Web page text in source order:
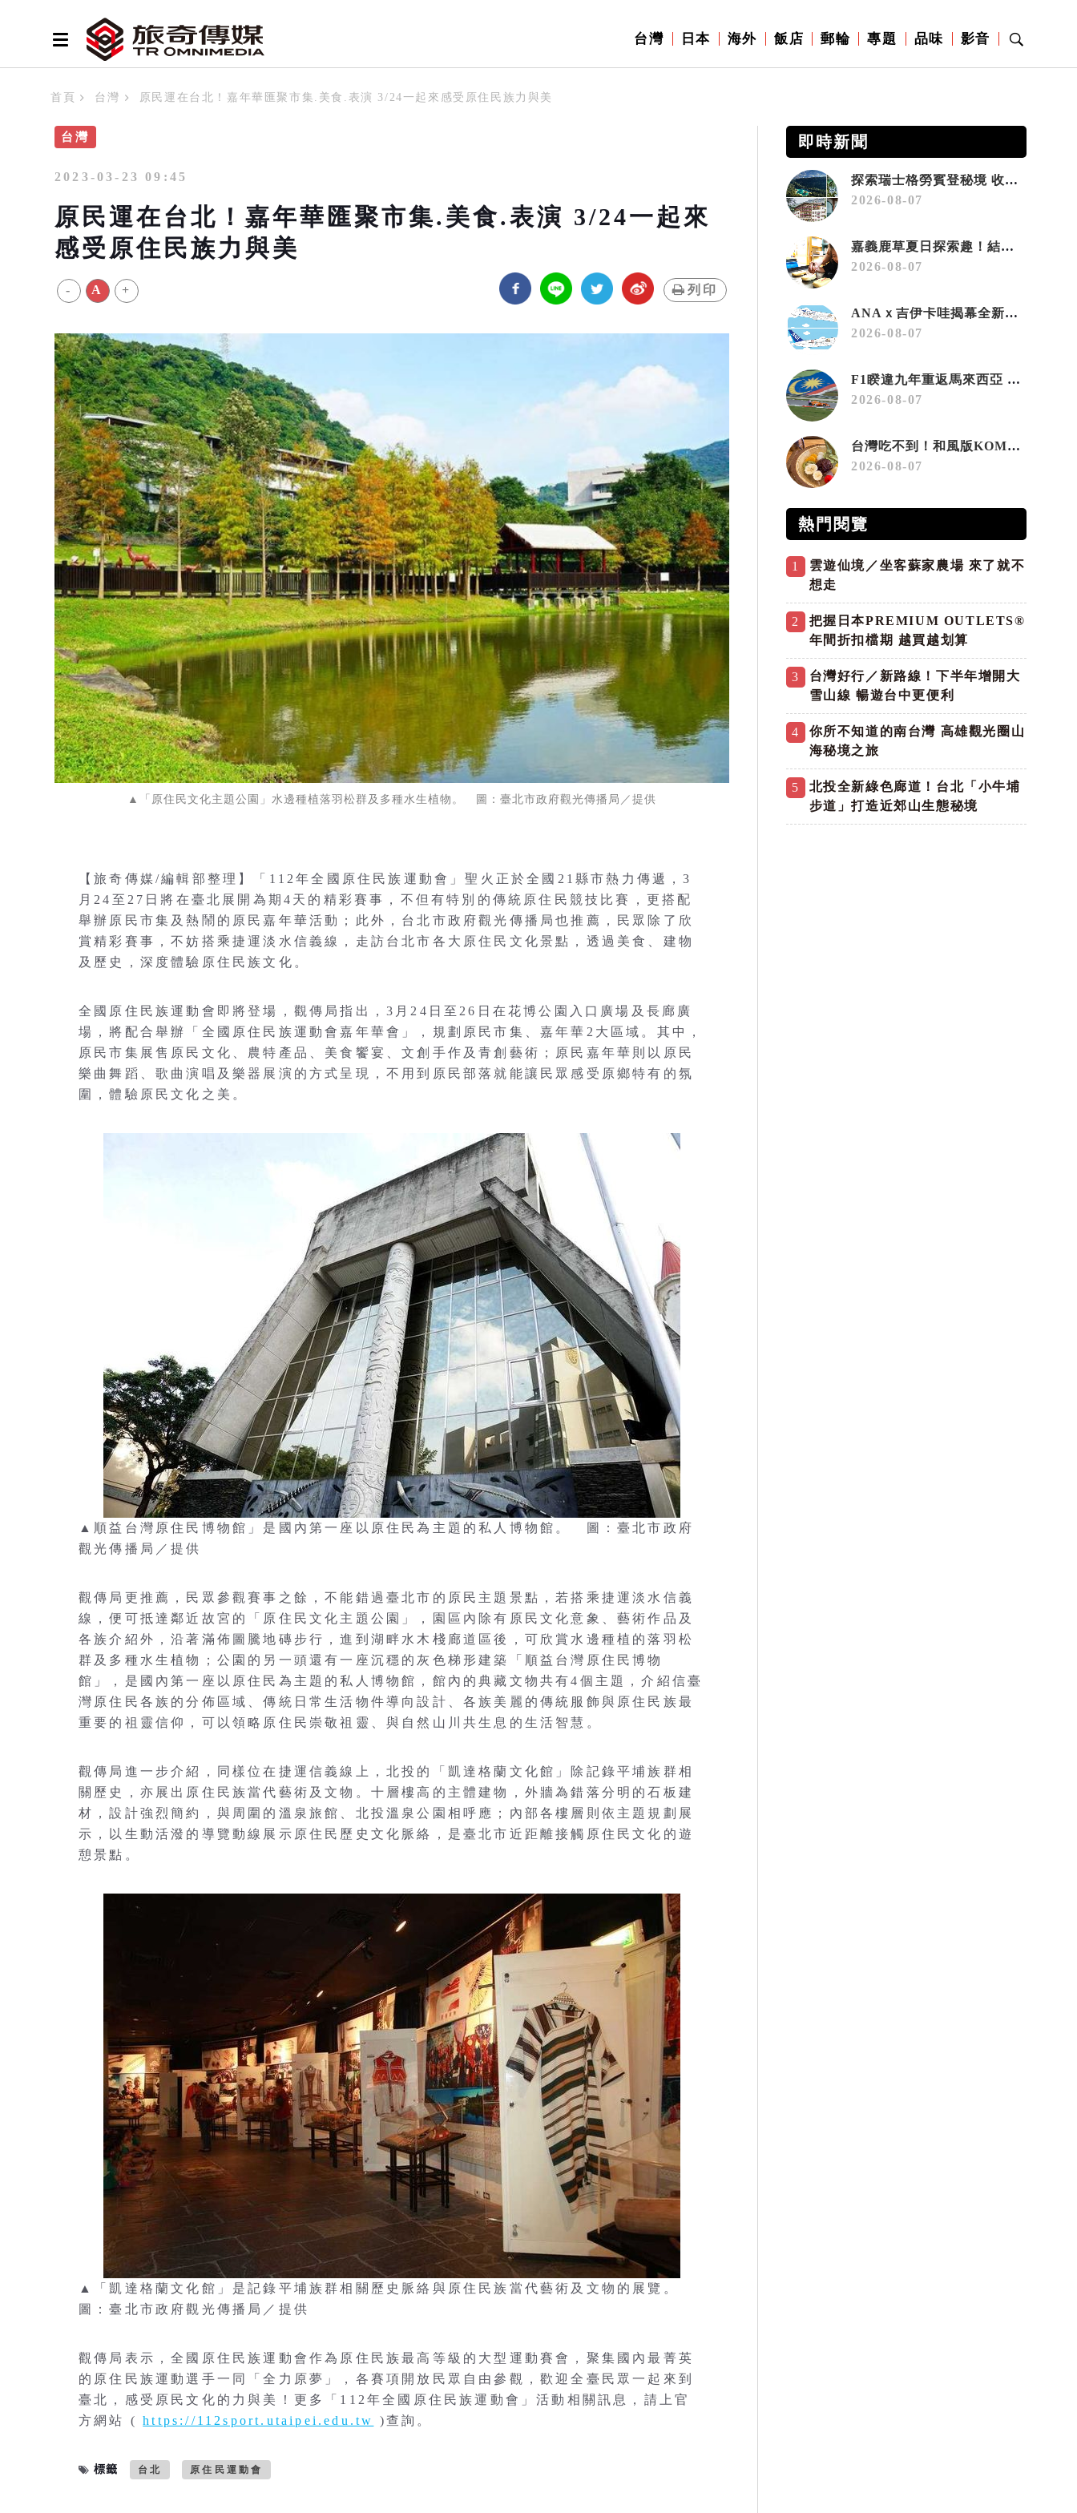
台灣 日本 海外 飯店 郵輪 專題 品味 影音
首頁 台灣 原民運在台北！嘉年華匯聚市集.美食.表演 3/24一起來感受原住民族力與美
台灣
2023-03-23 09:45
原民運在台北！嘉年華匯聚市集.美食.表演 3/24一起來
感受原住民族力與美
- A + 列印
▲「原住民文化主題公園」水邊種植落羽松群及多種水生植物。 圖：臺北市政府觀光傳播局／提供
【旅奇傳媒/編輯部整理】「112年全國原住民族運動會」聖火正於全國21縣市熱力傳遞，3
月24至27日將在臺北展開為期4天的精彩賽事，不但有特別的傳統原住民競技比賽，更搭配
舉辦原民市集及熱鬧的原民嘉年華活動；此外，台北市政府觀光傳播局也推薦，民眾除了欣
賞精彩賽事，不妨搭乘捷運淡水信義線，走訪台北市各大原住民文化景點，透過美食、建物
及歷史，深度體驗原住民族文化。
全國原住民族運動會即將登場，觀傳局指出，3月24日至26日在花博公園入口廣場及長廊廣
場，將配合舉辦「全國原住民族運動會嘉年華會」，規劃原民市集、嘉年華2大區域。其中，
原民市集展售原民文化、農特產品、美食饗宴、文創手作及青創藝術；原民嘉年華則以原民
樂曲舞蹈、歌曲演唱及樂器展演的方式呈現，不用到原民部落就能讓民眾感受原鄉特有的氛
圍，體驗原民文化之美。
▲順益台灣原住民博物館」是國內第一座以原住民為主題的私人博物館。 圖：臺北市政府
觀光傳播局／提供
觀傳局更推薦，民眾參觀賽事之餘，不能錯過臺北市的原民主題景點，若搭乘捷運淡水信義
線，便可抵達鄰近故宮的「原住民文化主題公園」，園區內除有原民文化意象、藝術作品及
各族介紹外，沿著滿佈圖騰地磚步行，進到湖畔水木棧廊道區後，可欣賞水邊種植的落羽松
群及多種水生植物；公園的另一頭還有一座沉穩的灰色梯形建築「順益台灣原住民博物
館」，是國內第一座以原住民為主題的私人博物館，館內的典藏文物共有4個主題，介紹信臺
灣原住民各族的分佈區域、傳統日常生活物件導向設計、各族美麗的傳統服飾與原住民族最
重要的祖靈信仰，可以領略原住民崇敬祖靈、與自然山川共生息的生活智慧。
觀傳局進一步介紹，同樣位在捷運信義線上，北投的「凱達格蘭文化館」除記錄平埔族群相
關歷史，亦展出原住民族當代藝術及文物。十層樓高的主體建物，外牆為錯落分明的石板建
材，設計強烈簡約，與周圍的溫泉旅館、北投溫泉公園相呼應；內部各樓層則依主題規劃展
示，以生動活潑的導覽動線展示原住民歷史文化脈絡，是臺北市近距離接觸原住民文化的遊
憩景點。
▲「凱達格蘭文化館」是記錄平埔族群相關歷史脈絡與原住民族當代藝術及文物的展覽。
圖：臺北市政府觀光傳播局／提供
觀傳局表示，全國原住民族運動會作為原住民族最高等級的大型運動賽會，聚集國內最菁英
的原住民族運動選手一同「全力原夢」，各賽項開放民眾自由參觀，歡迎全臺民眾一起來到
臺北，感受原民文化的力與美！更多「112年全國原住民族運動會」活動相關訊息，請上官
方網站 (https://112sport.utaipei.edu.tw )查詢。
標籤 台北 原住民運動會
即時新聞
探索瑞士格勞賓登秘境 收藏六種阿爾卑斯夏日療癒之旅
2026-08-07
嘉義鹿草夏日探索趣！結合科學、農場與自然的親子小旅行
2026-08-07
ANAｘ吉伊卡哇揭幕全新彩繪機「Chiikawa JET」
2026-08-07
F1睽違九年重返馬來西亞 三大國際賽事打造10月運動旅遊熱潮 賽車、自行車、路跑同週登場
2026-08-07
台灣吃不到！和風版KOMEDA咖啡讓你吃遍名古屋在地美食
2026-08-07
熱門閱覽
1
雲遊仙境／坐客蘇家農場 來了就不
想走
2
把握日本PREMIUM OUTLETS®
年間折扣檔期 越買越划算
3
台灣好行／新路線！下半年增開大
雪山線 暢遊台中更便利
4
你所不知道的南台灣 高雄觀光圈山
海秘境之旅
5
北投全新綠色廊道！台北「小牛埔
步道」打造近郊山生態秘境